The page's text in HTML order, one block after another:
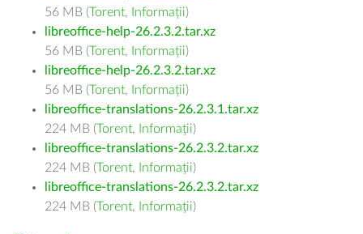
56 MB (Torent, Informații)
libreoffice-help-26.2.3.2.tar.xz
56 MB (Torent, Informații)
libreoffice-help-26.2.3.2.tar.xz
56 MB (Torent, Informații)
libreoffice-translations-26.2.3.1.tar.xz
224 MB (Torent, Informații)
libreoffice-translations-26.2.3.2.tar.xz
224 MB (Torent, Informații)
libreoffice-translations-26.2.3.2.tar.xz
224 MB (Torent, Informații)